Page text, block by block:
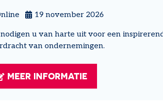
19 november 2026
u van harte uit voor een
van ondernemingen.
MEER INFORMATIE